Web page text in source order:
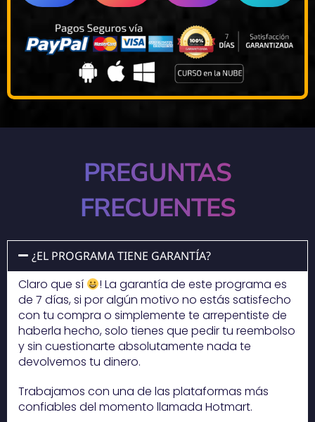
PREGUNTAS
FRECUENTES
¿EL PROGRAMA TIENE GARANTÍA?
Claro que sí
! La garantía de este programa es
de 7 días, si por algún motivo no estás satisfecho
con tu compra o simplemente te arrepentiste de
haberla hecho, solo tienes que pedir tu reembolso
y sin cuestionarte absolutamente nada te
devolvemos tu dinero.
Trabajamos con una de las plataformas más
confiables del momento llamada Hotmart.